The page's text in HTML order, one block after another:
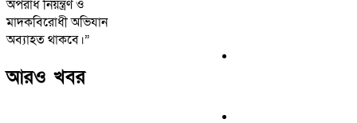
অপরাধ নিয়ন্ত্রণ ও
মাদকবিরোধী অভিযান
অব্যাহত থাকবে।”
আরও খবর